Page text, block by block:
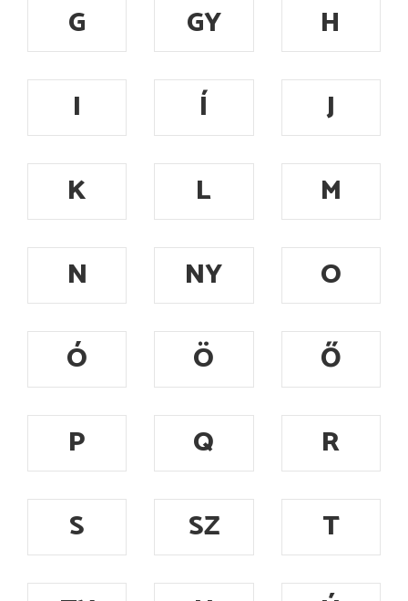
G
GY
H
I
Í
J
K
L
M
N
NY
O
Ó
Ö
Ő
P
Q
R
S
SZ
T